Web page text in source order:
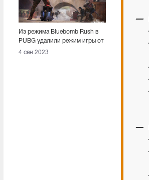
Из режима Bluebomb Rush в
PUBG удалили режим игры от
1-го лица
4 сен 2023